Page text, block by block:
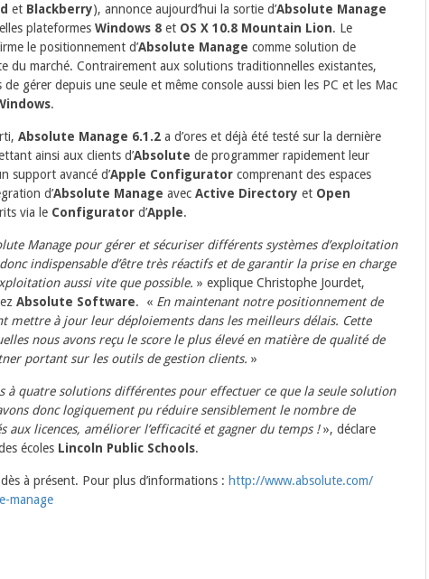
et Blackberry), annonce aujourd’hui la sortie d’Absolute Manage
plateformes Windows 8 et OS X 10.8 Mountain Lion. Le
le positionnement d’Absolute Manage comme solution de
du marché. Contrairement aux solutions traditionnelles existantes,
gérer depuis une seule et même console aussi bien les PC et les Mac
.
Absolute Manage 6.1.2 a d’ores et déjà été testé sur la dernière
ainsi aux clients d’Absolute de programmer rapidement leur
support avancé d’Apple Configurator comprenant des espaces
d’Absolute Manage avec Active Directory et Open
via le Configurator d’Apple.
Manage pour gérer et sécuriser différents systèmes d’exploitation
indispensable d’être très réactifs et de garantir la prise en charge
aussi vite que possible. » explique Christophe Jourdet,
Absolute Software. « En maintenant notre positionnement de
mettre à jour leur déploiements dans les meilleurs délais. Cette
nous avons reçu le score le plus élevé en matière de qualité de
portant sur les outils de gestion clients. »
à quatre solutions différentes pour effectuer ce que la seule solution
donc logiquement pu réduire sensiblement le nombre de
licences, améliorer l’efficacité et gagner du temps !», déclare
écoles Lincoln Public Schools.
à présent. Pour plus d’informations : http://www.absolute.com/
manage